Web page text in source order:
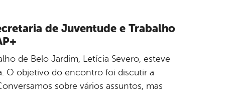
de Juventude e Trabalho
de Belo Jardim, Letícia Severo, esteve
O objetivo do encontro foi discutir a
sobre vários assuntos, mas